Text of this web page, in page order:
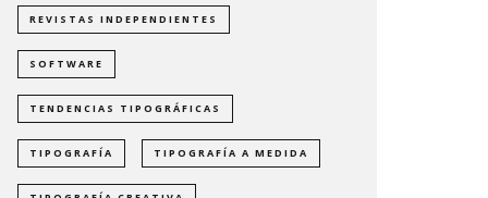
REVISTAS INDEPENDIENTES
SOFTWARE
TENDENCIAS TIPOGRÁFICAS
TIPOGRAFÍA TIPOGRAFÍA A MEDIDA